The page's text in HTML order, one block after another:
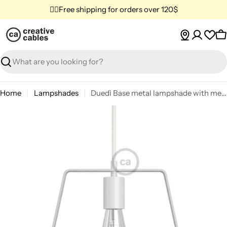
to
content
✌🏼Free shipping for orders over 120$
Search
Home Lampshades
Duedì Base metal lampshade with metal socket cover and E27 socket - White
media 0 in modal